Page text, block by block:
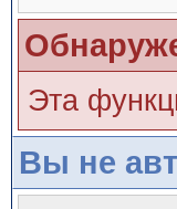
Эта
Вы не